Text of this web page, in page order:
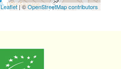
Leaflet| ©OpenStreetMap contributors